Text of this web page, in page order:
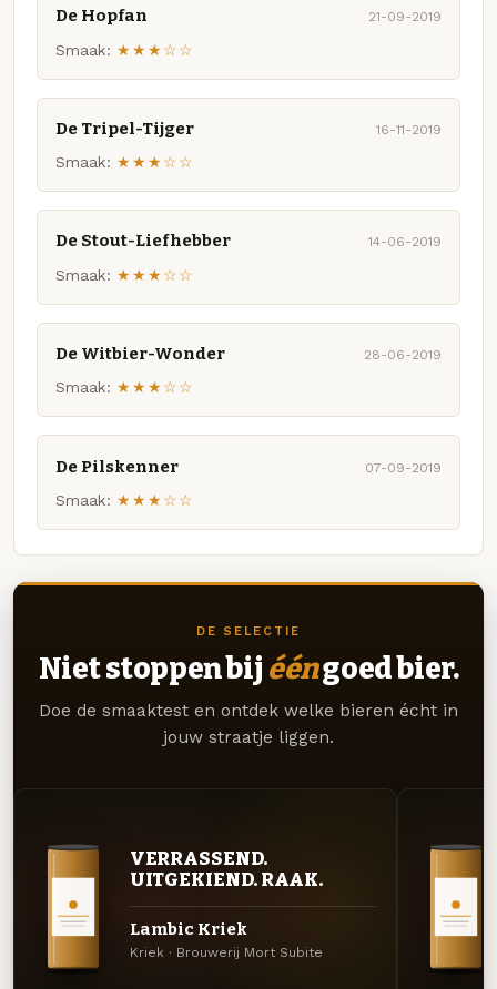
De Hopfan 21-09-2019
Smaak: ★★★☆☆
De Tripel-Tijger 16-11-2019
Smaak: ★★★☆☆
De Stout-Liefhebber 14-06-2019
Smaak: ★★★☆☆
De Witbier-Wonder 28-06-2019
Smaak: ★★★☆☆
De Pilskenner 07-09-2019
Smaak: ★★★☆☆
DE SELECTIE
Niet stoppen bij ééngoed bier.
Doe de smaaktest en ontdek welke bieren écht in
jouw straatje liggen.
VERRASSEND.
UITGEKIEND. RAAK.
Lambic Kriek
Kriek · Brouwerij Mort Subite